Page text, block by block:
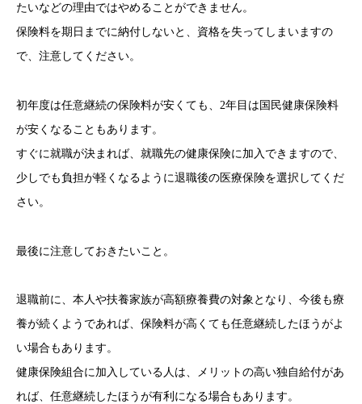
たいなどの理由ではやめることができません。
保険料を期日までに納付しないと、資格を失ってしまいますの
で、注意してください。
初年度は任意継続の保険料が安くても、2年目は国民健康保険料
が安くなることもあります。
すぐに就職が決まれば、就職先の健康保険に加入できますので、
少しでも負担が軽くなるように退職後の医療保険を選択してくだ
さい。
最後に注意しておきたいこと。
退職前に、本人や扶養家族が高額療養費の対象となり、今後も療
養が続くようであれば、保険料が高くても任意継続したほうがよ
い場合もあります。
健康保険組合に加入している人は、メリットの高い独自給付があ
れば、任意継続したほうが有利になる場合もあります。